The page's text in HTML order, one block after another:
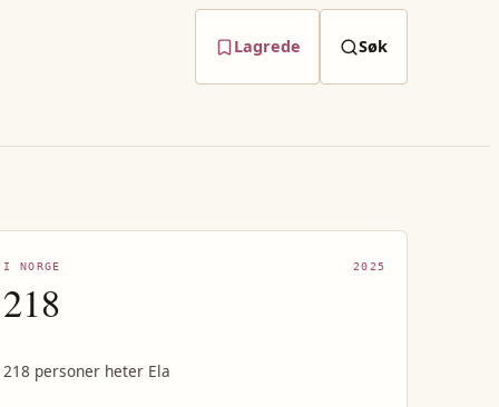
Lagrede Søk
I NORGE 2025
218
218 personer heter Ela